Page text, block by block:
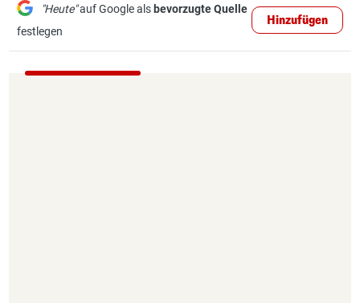
"Heute"auf Google als bevorzugte Quelle
festlegen
Hinzufügen